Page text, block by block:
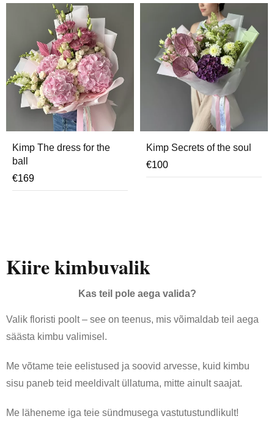
Kimp The dress for the
ball
€169
Kimp Secrets of the soul
€100
Kiire kimbuvalik
Kas teil pole aega valida?
Valik floristi poolt – see on teenus, mis võimaldab teil aega
säästa kimbu valimisel.
Me võtame teie eelistused ja soovid arvesse, kuid kimbu
sisu paneb teid meeldivalt üllatuma, mitte ainult saajat.
Me läheneme iga teie sündmusega vastutustundlikult!